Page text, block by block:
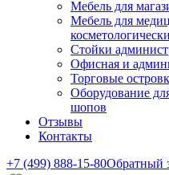
Мебель для
Мебель для
Стойки
Офисная и
Торговые
Оборудование
шопов
Отзывы
Контакты
+7 (499) 888-15-80Обратный